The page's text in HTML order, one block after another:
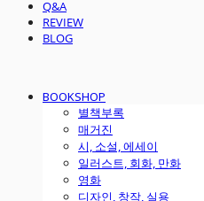
Q&A
REVIEW
BLOG
BOOKSHOP
별책부록
매거진
시, 소설, 에세이
일러스트, 회화, 만화
영화
디자인, 창작, 실용